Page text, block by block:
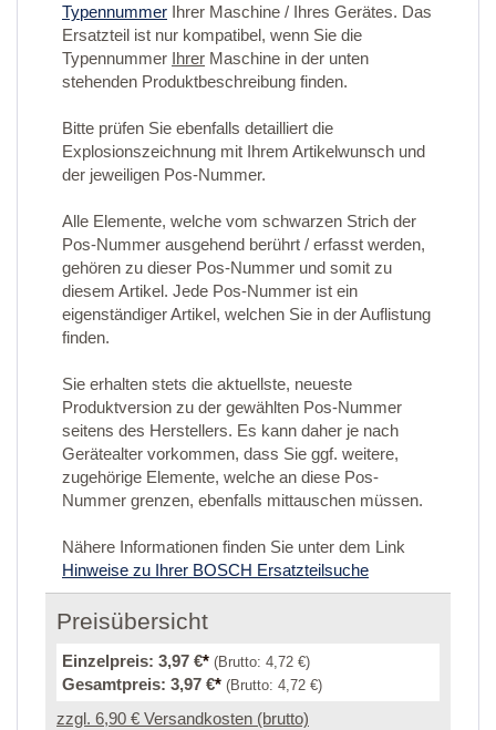
Typennummer Ihrer Maschine / Ihres Gerätes. Das
Ersatzteil ist nur kompatibel, wenn Sie die
Typennummer Ihrer Maschine in der unten
stehenden Produktbeschreibung finden.
Bitte prüfen Sie ebenfalls detailliert die
Explosionszeichnung mit Ihrem Artikelwunsch und
der jeweiligen Pos-Nummer.
Alle Elemente, welche vom schwarzen Strich der
Pos-Nummer ausgehend berührt / erfasst werden,
gehören zu dieser Pos-Nummer und somit zu
diesem Artikel. Jede Pos-Nummer ist ein
eigenständiger Artikel, welchen Sie in der Auflistung
finden.
Sie erhalten stets die aktuellste, neueste
Produktversion zu der gewählten Pos-Nummer
seitens des Herstellers. Es kann daher je nach
Gerätealter vorkommen, dass Sie ggf. weitere,
zugehörige Elemente, welche an diese Pos-
Nummer grenzen, ebenfalls mittauschen müssen.
Nähere Informationen finden Sie unter dem Link
Hinweise zu Ihrer BOSCH Ersatzteilsuche
Preisübersicht
Einzelpreis: 3,97 €* (Brutto: 4,72 €)
Gesamtpreis: 3,97 €* (Brutto: 4,72 €)
zzgl. 6,90 € Versandkosten (brutto)